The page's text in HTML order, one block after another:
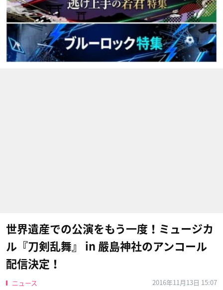
世界遺産での公演をもう一度！ミュージカ
ル『刀剣乱舞』 in 嚴島神社のアンコール
配信決定！
ニュース
2016年11月13日 15:07